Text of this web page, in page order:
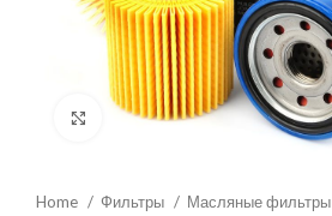
Увеличить
Home Фильтры
Масляные фильтры